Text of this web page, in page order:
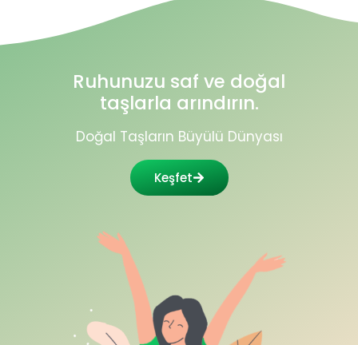
Ruhunuzu saf ve doğal
taşlarla arındırın.
Doğal Taşların Büyülü Dünyası
Keşfet